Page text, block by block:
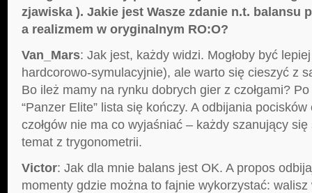
zjawiska ). Jakie jest Wasze zdanie n.t. balansu
a realizmem w oryginalnym RO:O?
Van_Mars: Jak jest, każdy widzi. Mogłoby być
hardcorowo-symulacyjnie), ale warto się cieszyć z
Bo ileż mamy na rynku dobrych gier z czołgami? Po
“Panzer Elite” lista się kończy. A odbijania
czołgów nie ma co wyjaśniać – każdy szanujący
temat z trygonometrii.
Victor: Jak dla mnie balans jest OK. A propos
momenty gdzie można to fajnie wykorzystać: